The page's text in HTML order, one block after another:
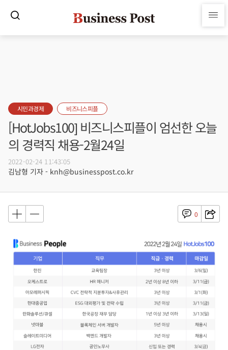
시민과경제 비즈니스피플
[HotJobs100] 비즈니스피플이 엄선한 오늘
의 경력직 채용-2월24일
2022-02-24 11:43:05
김남형 기자 - knh@businesspost.co.kr
0